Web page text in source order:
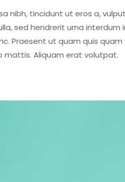
nibh, tincidunt ut eros a,
sed hendrerit urna interdum
Praesent ut quam quis
mattis. Aliquam erat volutpat.